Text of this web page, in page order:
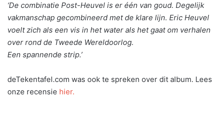
‘De combinatie Post-Heuvel is er één van goud. Degelijk
vakmanschap gecombineerd met de klare lijn. Eric Heuvel
voelt zich als een vis in het water als het gaat om verhalen
over rond de Tweede Wereldoorlog.
Een spannende strip.’
deTekentafel.com was ook te spreken over dit album. Lees
onze recensie hier.